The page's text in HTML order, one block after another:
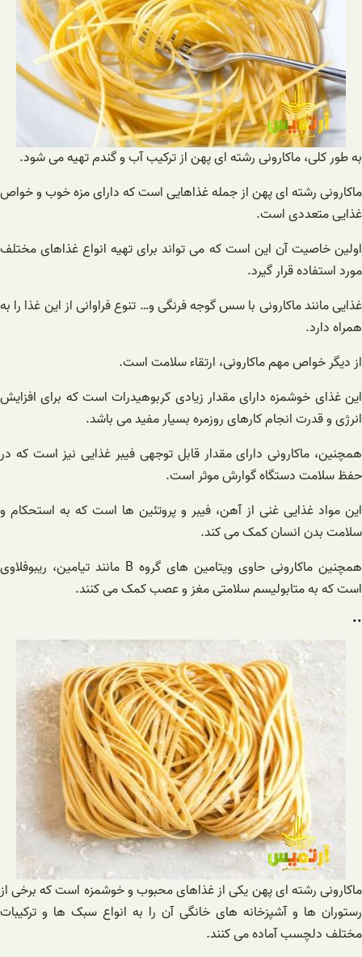
به طور کلی، ماکارونی رشته ای پهن از ترکیب آب و گندم تهیه می شود.
ماکارونی رشته ای پهن از جمله غذاهایی است که دارای مزه خوب و خواص
غذایی متعددی است.
اولین خاصیت آن این است که می تواند برای تهیه انواع غذاهای مختلف
مورد استفاده قرار گیرد.
غذایی مانند ماکارونی با سس گوجه فرنگی و… تنوع فراوانی از این غذا را به
همراه دارد.
از دیگر خواص مهم ماکارونی، ارتقاء سلامت است.
این غذای خوشمزه دارای مقدار زیادی کربوهیدرات است که برای افزایش
انرژی و قدرت انجام کارهای روزمره بسیار مفید می باشد.
همچنین، ماکارونی دارای مقدار قابل توجهی فیبر غذایی نیز است که در
حفظ سلامت دستگاه گوارش موثر است.
این مواد غذایی غنی از آهن، فیبر و پروتئین ها است که به استحکام و
سلامت بدن انسان کمک می کند.
همچنین ماکارونی حاوی ویتامین های گروه B مانند تیامین، ریبوفلاوی
است که به متابولیسم سلامتی مغز و عصب کمک می کنند.
..
ماکارونی رشته ای پهن یکی از غذاهای محبوب و خوشمزه است که برخی از
رستوران ها و آشپزخانه های خانگی آن را به انواع سبک ها و ترکیبات
مختلف دلچسب آماده می کنند.